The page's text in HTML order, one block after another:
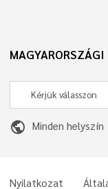
MAGYARORSZÁGI
public Minden helyszín
Nyilatkozat